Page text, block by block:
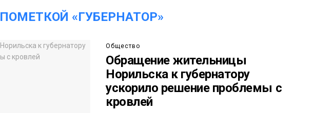
«ГУБЕРНАТОР»
Общество
Обращение жительницы
Норильска к губернатору
ускорило решение проблемы с
кровлей